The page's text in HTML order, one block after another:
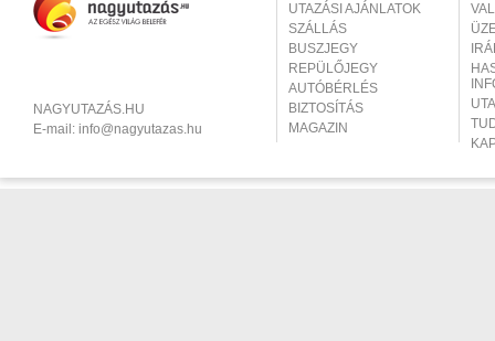
NAGYUTAZÁS.HU
E-mail: info@nagyutazas.hu
UTAZÁSI AJÁNLATOK
SZÁLLÁS
BUSZJEGY
REPÜLŐJEGY
AUTÓBÉRLÉS
BIZTOSÍTÁS
MAGAZIN